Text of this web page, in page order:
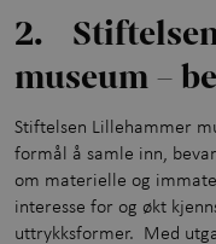
Utforsk
Om
2.
museum –
Stiftelsen Lillehammer
formål å samle inn,
om materielle og
interesse for og økt
uttrykksformer. Med